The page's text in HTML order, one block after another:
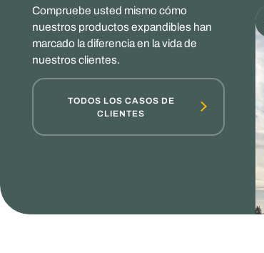
Compruebe usted mismo cómo
nuestros productos expandibles han
marcado la diferencia en la vida de
nuestros clientes.
TODOS LOS CASOS DE
CLIENTES